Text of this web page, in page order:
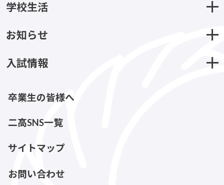
学校生活
お知らせ
入試情報
卒業生の皆様へ
二高SNS一覧
サイトマップ
お問い合わせ